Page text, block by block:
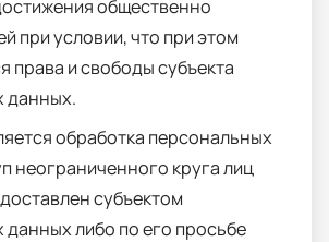
общественно
при условии, что при этом
права и свободы субъекта
данных.
обработка персональных
неограниченного круга лиц
субъектом
либо по его просьбе